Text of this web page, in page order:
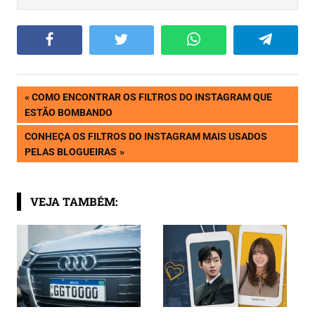
Twitter WhatsApp Telegram
Navegação
de
Post
PREVIOUS
POST:
COMO ENCONTRAR OS FILTROS DO INSTAGRAM QUE
ESTÃO BOMBANDO
NEXT
POST:
CONHEÇA OS FILTROS DO INSTAGRAM MAIS USADOS
PELAS BLOGUEIRAS
VEJA TAMBÉM: